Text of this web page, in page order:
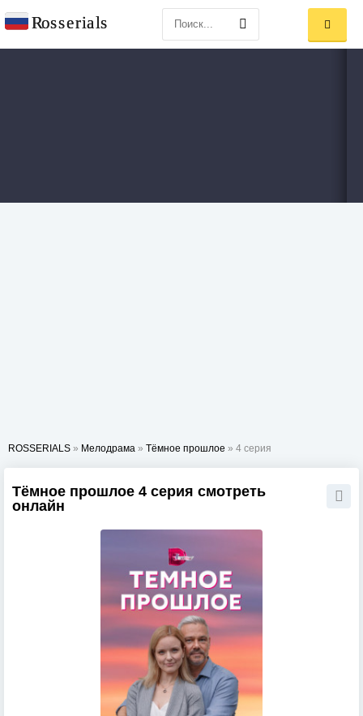
ROSSERIALS » Мелодрама » Тёмное прошлое » 4 серия
Тёмное прошлое 4 серия смотреть
онлайн